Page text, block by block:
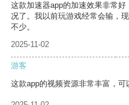
这款加速器app的加速效果非常
况了。我以前玩游戏经常会输，
不少。
2025-11-02
游客
这款app的视频资源非常丰富，可